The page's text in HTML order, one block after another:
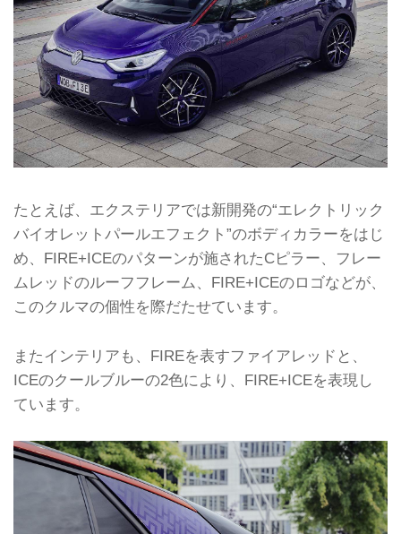
たとえば、エクステリアでは新開発の“エレクトリック
バイオレットパールエフェクト”のボディカラーをはじ
め、FIRE+ICEのパターンが施されたCピラー、フレー
ムレッドのルーフフレーム、FIRE+ICEのロゴなどが、
このクルマの個性を際だたせています。
またインテリアも、FIREを表すファイアレッドと、
ICEのクールブルーの2色により、FIRE+ICEを表現し
ています。